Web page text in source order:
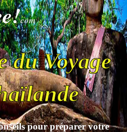
com
du Voyage
pour préparer votre